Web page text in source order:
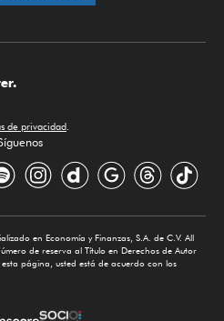
de privacidad.
en Economía y Finanzas, S.A. de C.V. All
de reserva al Título en Derechos de Autor
página, usted está de acuerdo con los